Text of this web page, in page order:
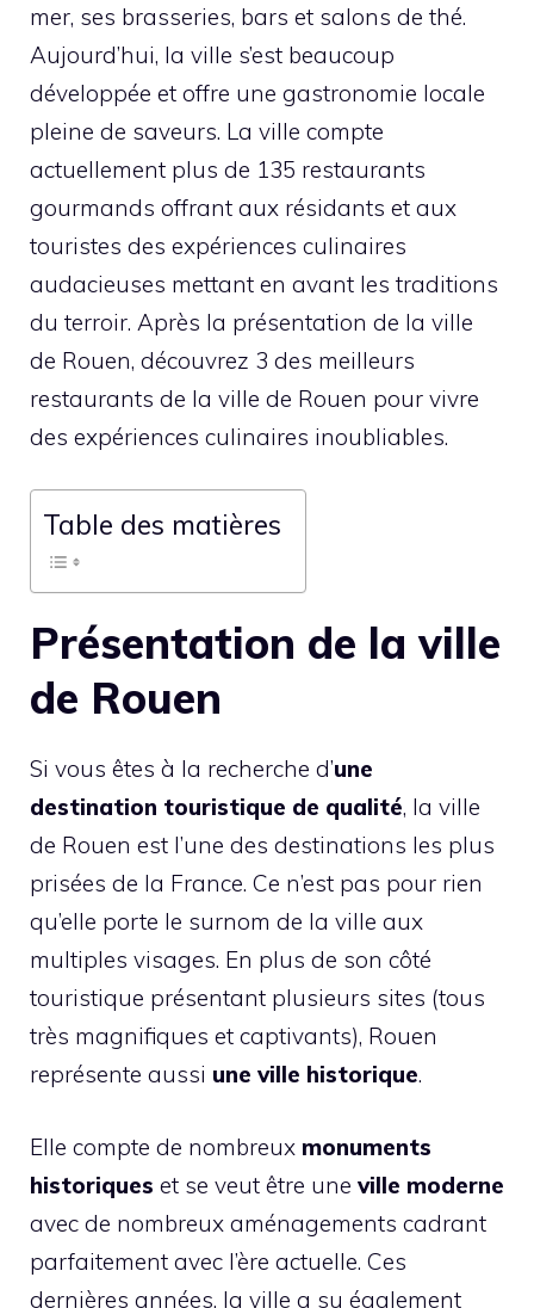
mer, ses brasseries, bars et salons de thé.
Aujourd’hui, la ville s’est beaucoup
développée et offre une gastronomie locale
pleine de saveurs. La ville compte
actuellement plus de 135 restaurants
gourmands offrant aux résidants et aux
touristes des expériences culinaires
audacieuses mettant en avant les traditions
du terroir. Après la présentation de la ville
de Rouen, découvrez 3 des meilleurs
restaurants de la ville de Rouen pour vivre
des expériences culinaires inoubliables.
Table des matières
Présentation de la ville
de Rouen
Si vous êtes à la recherche d’une
destination touristique de qualité, la ville
de Rouen est l’une des destinations les plus
prisées de la France. Ce n’est pas pour rien
qu’elle porte le surnom de la ville aux
multiples visages. En plus de son côté
touristique présentant plusieurs sites (tous
très magnifiques et captivants), Rouen
représente aussi une ville historique.
Elle compte de nombreux monuments
historiques et se veut être une ville moderne
avec de nombreux aménagements cadrant
parfaitement avec l’ère actuelle. Ces
dernières années, la ville a su également